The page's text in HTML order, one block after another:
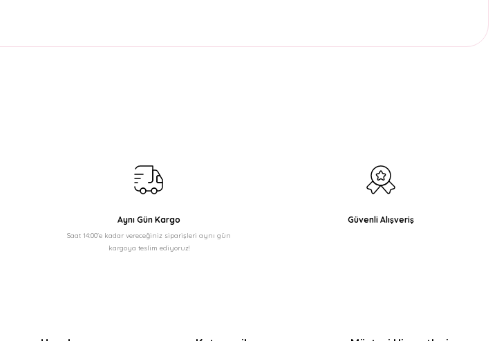
Aynı Gün Kargo
Saat 14:00'e kadar vereceğiniz siparişleri aynı gün
kargoya teslim ediyoruz!
Güvenli Alışveriş